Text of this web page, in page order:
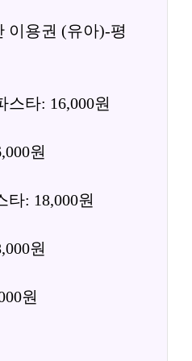
이용권 (유아)-평
스타: 16,000원
원
: 18,000원
원
원